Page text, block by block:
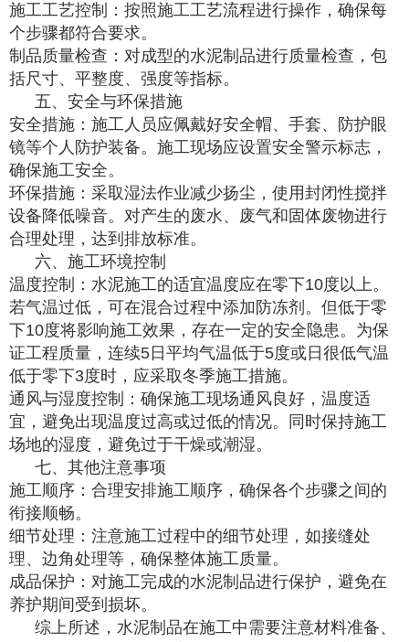
施工工艺控制：按照施工工艺流程进行操作，确保每
个步骤都符合要求。
制品质量检查：对成型的水泥制品进行质量检查，包
括尺寸、平整度、强度等指标。
五、安全与环保措施
安全措施：施工人员应佩戴好安全帽、手套、防护眼
镜等个人防护装备。施工现场应设置安全警示标志，
确保施工安全。
环保措施：采取湿法作业减少扬尘，使用封闭性搅拌
设备降低噪音。对产生的废水、废气和固体废物进行
合理处理，达到排放标准。
六、施工环境控制
温度控制：水泥施工的适宜温度应在零下10度以上。
若气温过低，可在混合过程中添加防冻剂。但低于零
下10度将影响施工效果，存在一定的安全隐患。为保
证工程质量，连续5日平均气温低于5度或日很低气温
低于零下3度时，应采取冬季施工措施。
通风与湿度控制：确保施工现场通风良好，温度适
宜，避免出现温度过高或过低的情况。同时保持施工
场地的湿度，避免过于干燥或潮湿。
七、其他注意事项
施工顺序：合理安排施工顺序，确保各个步骤之间的
衔接顺畅。
细节处理：注意施工过程中的细节处理，如接缝处
理、边角处理等，确保整体施工质量。
成品保护：对施工完成的水泥制品进行保护，避免在
养护期间受到损坏。
综上所述，水泥制品在施工中需要注意材料准备、